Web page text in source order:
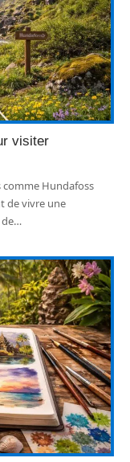
visiter
Hundafoss
de vivre une
…